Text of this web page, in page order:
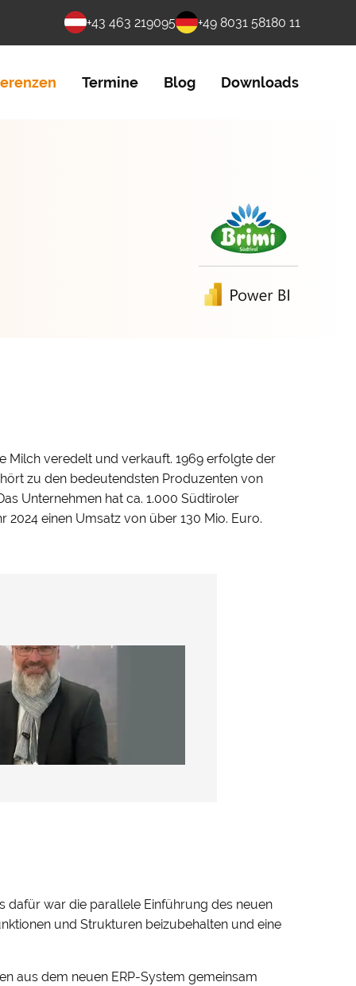
+43 463 219095 +49 8031 58180 11
Termine Blog Downloads
Milch veredelt und verkauft. 1969 erfolgte der
zu den bedeutendsten Produzenten von
Unternehmen hat ca. 1.000 Südtiroler
einen Umsatz von über 130 Mio. Euro.
dafür war die parallele Einführung des neuen
und Strukturen beizubehalten und eine
aus dem neuen ERP-System gemeinsam